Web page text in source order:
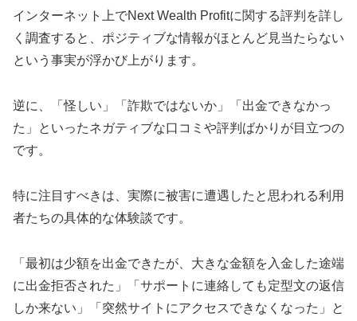
インターネット上でNext Wealth Profitに関する評判を詳し
く調査すると、ポジティブな情報がほとんど見当たらない
という事実が浮かび上がります。
逆に、「怪しい」「詐欺ではないか」「出金できなかっ
た」といったネガティブな口コミや評判ばかりが目立つの
です。
特に注目すべきは、実際に被害に遭遇したと思われる利用
者たちの具体的な体験談です。
「最初は少額を出金できたが、大きな金額を入金した途端
に出金拒否された」「サポートに連絡しても定型文の返信
しか来ない」「突然サイトにアクセスできなくなった」と